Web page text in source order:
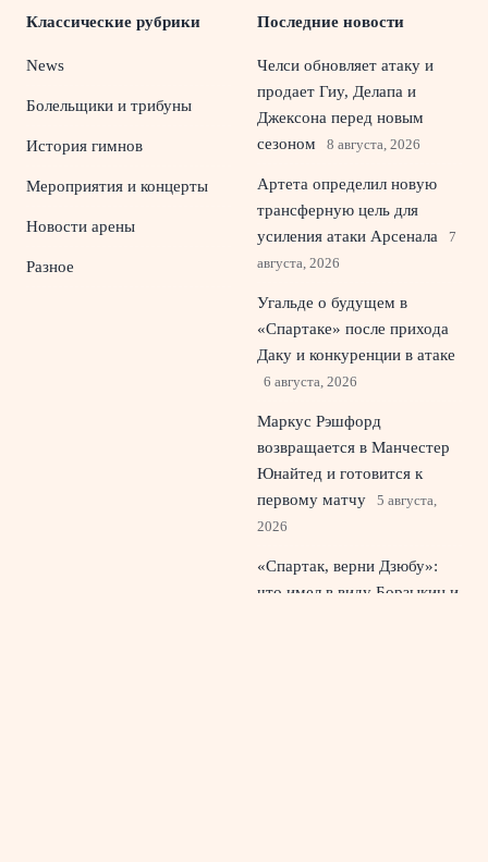
Классические рубрики
News
Болельщики и трибуны
История гимнов
Мероприятия и концерты
Новости арены
Разное
Последние новости
Челси обновляет атаку и
продает Гиу, Делапа и
Джексона перед новым
сезоном
8 августа, 2026
Артета определил новую
трансферную цель для
усиления атаки Арсенала
7
августа, 2026
Угальде о будущем в
«Спартаке» после прихода
Даку и конкуренции в атаке
6 августа, 2026
Маркус Рэшфорд
возвращается в Манчестер
Юнайтед и готовится к
первому матчу
5 августа,
2026
«Спартак, верни Дзюбу»:
что имел в виду Борзыкин и